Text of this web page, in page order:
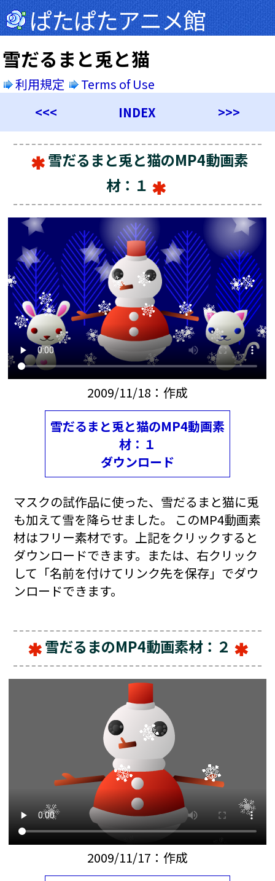
ぱたぱたアニメ館
雪だるまと兎と猫
利用規定
Terms of Use
<<<
INDEX >>>
雪だるまと兎と猫のMP4動画素
材：１
2009/11/18：作成
雪だるまと兎と猫のMP4動画素
材：１
ダウンロード
マスクの試作品に使った、雪だるまと猫に兎
も加えて雪を降らせました。 このMP4動画素
材はフリー素材です。上記をクリックすると
ダウンロードできます。または、右クリック
して「名前を付けてリンク先を保存」でダウ
ンロードできます。
雪だるまのMP4動画素材：２
2009/11/17：作成